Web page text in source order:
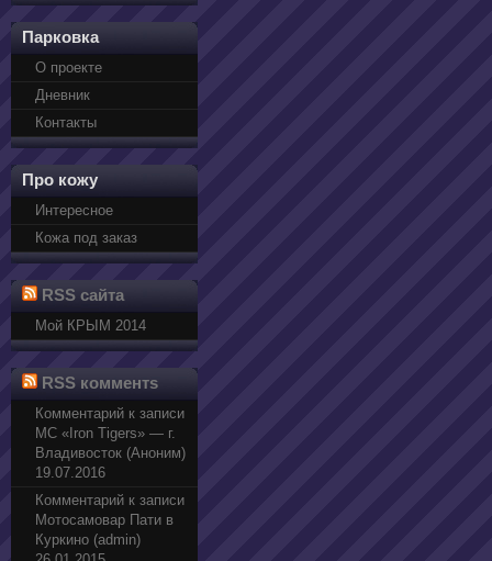
Парковка
О проекте
Дневник
Контакты
Про кожу
Интересное
Кожа под заказ
RSS сайта
Мой КРЫМ 2014
RSS комментs
Комментарий к записи
МС «Iron Tigers» — г.
Владивосток (Аноним)
19.07.2016
Комментарий к записи
Мотосамовар Пати в
Куркино (admin)